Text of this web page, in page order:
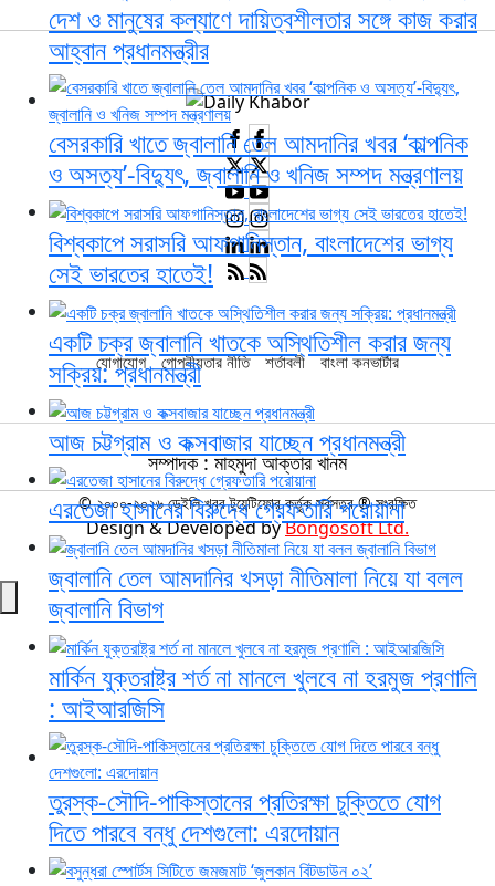
দেশ ও মানুষের কল্যাণে দায়িত্বশীলতার সঙ্গে কাজ করার
আহ্বান প্রধানমন্ত্রীর
বেসরকারি খাতে জ্বালানি তেল আমদানির খবর ‘কাল্পনিক
ও অসত্য’-বিদ্যুৎ, জ্বালানি ও খনিজ সম্পদ মন্ত্রণালয়
বিশ্বকাপে সরাসরি আফগানিস্তান, বাংলাদেশের ভাগ্য
সেই ভারতের হাতেই!
একটি চক্র জ্বালানি খাতকে অস্থিতিশীল করার জন্য
সক্রিয়: প্রধানমন্ত্রী
আজ চট্টগ্রাম ও কক্সবাজার যাচ্ছেন প্রধানমন্ত্রী
এরতেজা হাসানের বিরুদ্ধে গ্রেফতারি পরোয়ানা
জ্বালানি তেল আমদানির খসড়া নীতিমালা নিয়ে যা বলল
জ্বালানি বিভাগ
মার্কিন যুক্তরাষ্ট্র শর্ত না মানলে খুলবে না হরমুজ প্রণালি
: আইআরজিসি
তুরস্ক-সৌদি-পাকিস্তানের প্রতিরক্ষা চুক্তিতে যোগ
দিতে পারবে বন্ধু দেশগুলো: এরদোয়ান
যোগাযোগ গোপনীয়তার নীতি শর্তাবলী বাংলা কনভার্টার
সম্পাদক : মাহমুদা আক্তার খানম
© ২০০০-২০২৬ ডেইলি খবর টুয়েন্টিফোর কর্তৃক সর্বসত্ব ® সংরক্ষিত
Design & Developed byBongosoft Ltd.